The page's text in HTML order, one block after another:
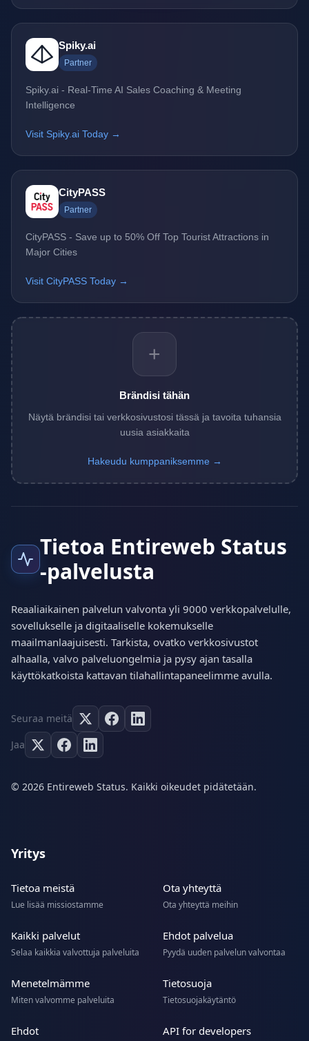
Spiky.ai
Partner
Spiky.ai - Real-Time AI Sales Coaching & Meeting
Intelligence
Visit Spiky.ai Today →
CityPASS
Partner
CityPASS - Save up to 50% Off Top Tourist Attractions in
Major Cities
Visit CityPASS Today →
+
Brändisi tähän
Näytä brändisi tai verkkosivustosi tässä ja tavoita tuhansia
uusia asiakkaita
Hakeudu kumppaniksemme →
Tietoa Entireweb Status
-palvelusta
Reaaliaikainen palvelun valvonta yli 9000 verkkopalvelulle,
sovellukselle ja digitaaliselle kokemukselle
maailmanlaajuisesti. Tarkista, ovatko verkkosivustot
alhaalla, valvo palveluongelmia ja pysy ajan tasalla
käyttökatkoista kattavan tilahallintapaneelimme avulla.
Seuraa meitä
Jaa
© 2026 Entireweb Status. Kaikki oikeudet pidätetään.
Yritys
Tietoa meistä
Lue lisää missiostamme
Ota yhteyttä
Ota yhteyttä meihin
Kaikki palvelut
Selaa kaikkia valvottuja palveluita
Ehdot palvelua
Pyydä uuden palvelun valvontaa
Menetelmämme
Miten valvomme palveluita
Tietosuoja
Tietosuojakäytäntö
Ehdot API for developers